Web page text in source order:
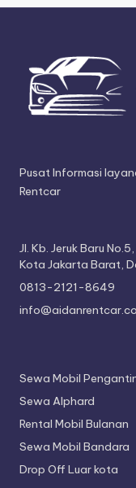
Pusat Informasi
Rentcar
Jl. Kb. Jeruk Baru
Kota Jakarta Barat,
0813-2121-8649
Sewa Mobil
Sewa Alphard
Rental Mobil Bulanan
Sewa Mobil Bandara
Drop Off Luar kota